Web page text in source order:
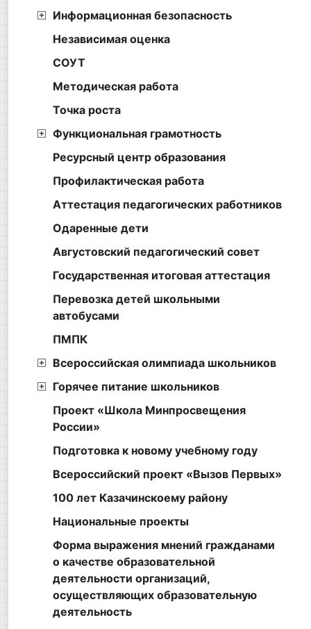
Информационная безопасность
Независимая оценка
СОУТ
Методическая работа
Точка роста
Функциональная грамотность
Ресурсный центр образования
Профилактическая работа
Аттестация педагогических работников
Одаренные дети
Августовский педагогический совет
Государственная итоговая аттестация
Перевозка детей школьными
автобусами
ПМПК
Всероссийская олимпиада школьников
Горячее питание школьников
Проект «Школа Минпросвещения
России»
Подготовка к новому учебному году
Всероссийский проект «Вызов Первых»
100 лет Казачинскоему району
Национальные проекты
Форма выражения мнений гражданами
о качестве образовательной
деятельности организаций,
осуществляющих образовательную
деятельность